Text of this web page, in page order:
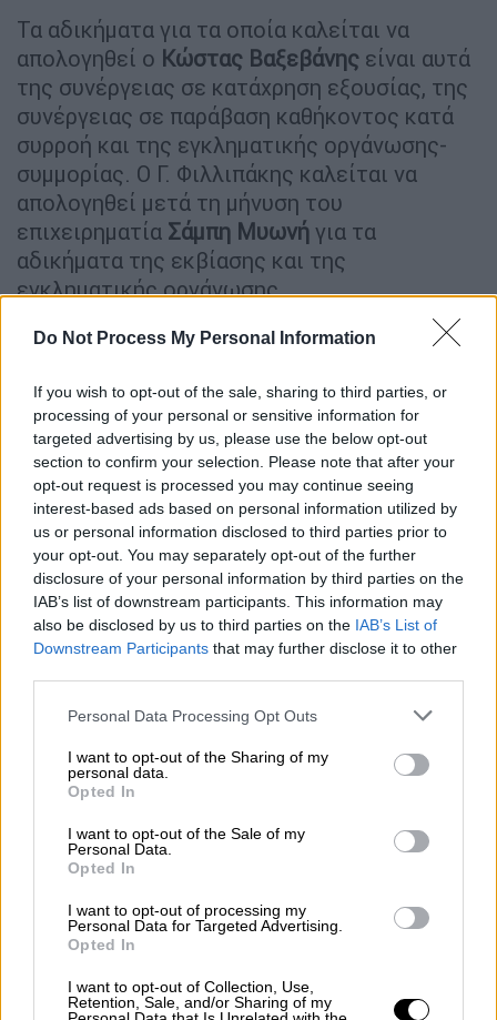
Do Not Process My Personal Information
If you wish to opt-out of the sale, sharing to third parties, or
processing of your personal or sensitive information for
targeted advertising by us, please use the below opt-out
section to confirm your selection. Please note that after your
opt-out request is processed you may continue seeing
interest-based ads based on personal information utilized by
us or personal information disclosed to third parties prior to
your opt-out. You may separately opt-out of the further
disclosure of your personal information by third parties on the
IAB’s list of downstream participants. This information may
also be disclosed by us to third parties on the IAB’s List of
Downstream Participants that may further disclose it to other
Please note that this website/app uses one or more Google
not limited to your visit or usage behaviour. You may click to
grant or deny consent to Google and its third-party tags to
use your data for below specified purposes in below Google
consent section.
Personal Data Processing Opt Outs
I want to opt-out of the Sharing of my
personal data.
Opted In
I want to opt-out of the Sale of my
Personal Data.
Opted In
I want to opt-out of processing my
Personal Data for Targeted Advertising.
Opted In
I want to opt-out of Collection, Use,
Retention, Sale, and/or Sharing of my
Τα αδικήματα για τα οποία καλείται να
απολογηθεί ο Κώστας Βαξεβάνης είναι αυτά
της συνέργειας σε κατάχρηση εξουσίας, της
συνέργειας σε παράβαση καθήκοντος κατά
συρροή και της εγκληματικής οργάνωσης-
συμμορίας. Ο Γ. Φιλλιπάκης καλείται να
απολογηθεί μετά τη μήνυση του
επιχειρηματία Σάμπη Μυωνή για τα
αδικήματα της εκβίασης και της
εγκληματικής οργάνωσης.
Σύμφωνα με πληροφορίες, και οι δύο
να λάβουν προθεσμία, προκειμένου να
ενημερωθούν για τα στοιχεία της
δικογραφίας, η οποία αριθμεί χιλιάδες
σελίδες, έτσι ώστε να μπορέσουν να
προετοιμάσουν την απολογία τους.
Τη σκυτάλη των απολογιών θα πάρουν στη
συνέχεια πρόσωπα από την Εισαγγελία
Διαφθοράς και τελευταίος ο πρώην
αναπληρωτής Υπουργός Δικαιοσύνης
Τηλεοπτικές άδειες: Κλήση σε Παππά
- Καλογρίτσα
Στην τελική ευθεία μπαίνει και η υπόθεση
για τον διαγωνισμό με τις τηλεοπτικές
άδειες με βασικό κατηγορούμενο τον πρώην
Υπουργό Επικρατείας Νίκο Παππά.
Η ανώτατη δικαστική λειτουργός
Ευδοξία
Κιουπτσίδου- Στρατουδάκη
την υπόθεση, έχει καλέσει τον κ. Παππά να